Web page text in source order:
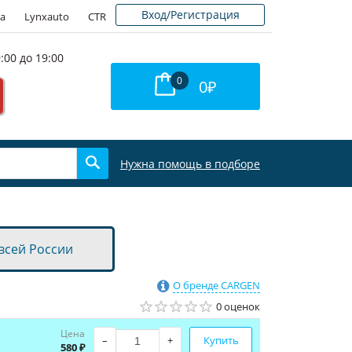
Lynxauto CTR Вход/Регистрация
до 19:00
0 0₽
Нужна помощь в подборе
России
О бренде CARGEN
0 оценок
Цена
580 ₽ – + Купить